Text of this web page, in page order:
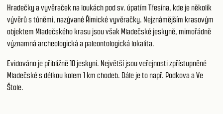
Hradečky a vyvěraček na loukách pod sv. úpatím Třesína, kde je několik
vývěrů s tůněmi, nazývané Řimické vyvěračky. Nejznámějším krasovým
objektem Mladečského krasu jsou však Mladečské jeskyně, mimořádně
významná archeologická a paleontologická lokalita.
Evidováno je přibližně 10 jeskyní. Největší jsou veřejnosti zpřístupněné
Mladečské s délkou kolem 1 km chodeb. Dále je to např. Podkova a Ve
Štole.